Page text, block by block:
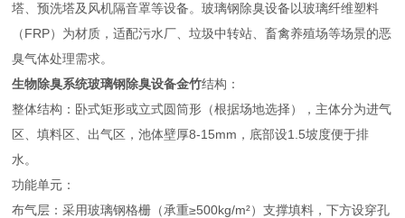
塔、预洗塔及风机隔音罩等设备。玻璃钢除臭设备以玻璃纤维塑料
（FRP）为材质，适配污水厂、垃圾中转站、畜禽养殖场等场景的恶
臭气体处理需求。
生物除臭系统玻璃钢除臭设备金竹结构：
整体结构：卧式矩形或立式圆筒形（根据场地选择），主体分为进气
区、填料区、出气区，池体壁厚8-15mm，底部设1.5坡度便于排
水。
功能单元：
布气层：采用玻璃钢格栅（承重≥500kg/m²）支撑填料，下方设穿孔